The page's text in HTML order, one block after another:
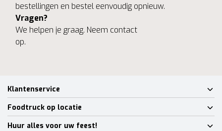
bestellingen en bestel eenvoudig opnieuw.
Vragen?
We helpen je graag. Neem contact
op.
Klantenservice
Foodtruck op locatie
Huur alles voor uw feest!